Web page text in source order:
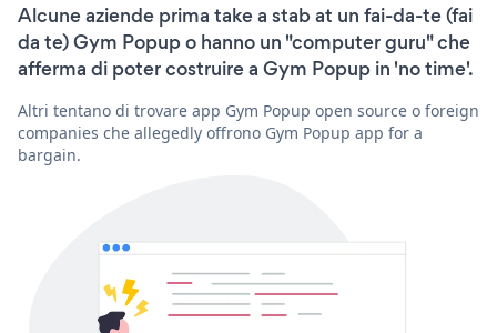
Alcune aziende prima take a stab at un fai-da-te (fai
da te) Gym Popup o hanno un "computer guru" che
afferma di poter costruire a Gym Popup in 'no time'.
Altri tentano di trovare app Gym Popup open source o foreign
companies che allegedly offrono Gym Popup app for a
bargain.